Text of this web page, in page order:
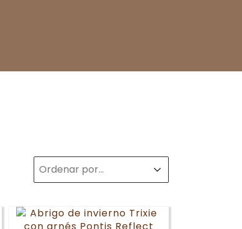
SortSort content
Sort content